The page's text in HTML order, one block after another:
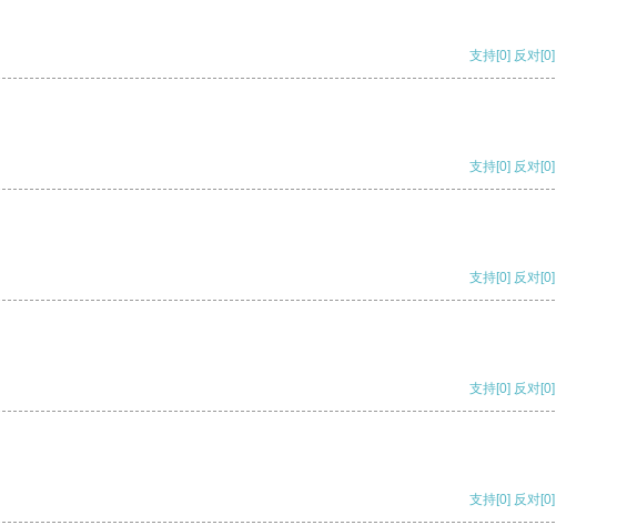
支持[0] 反对[0]
支持[0] 反对[0]
支持[0] 反对[0]
支持[0] 反对[0]
支持[0] 反对[0]